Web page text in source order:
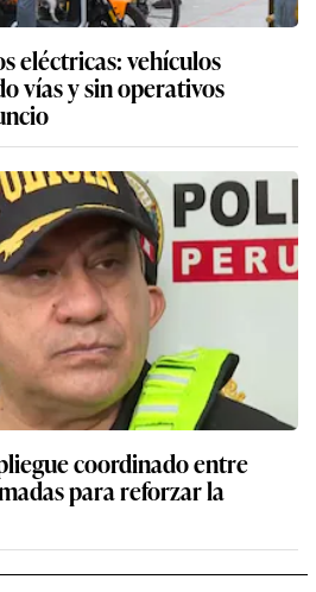
eléctricas: vehículos
vías y sin operativos
coordinado entre
para reforzar la